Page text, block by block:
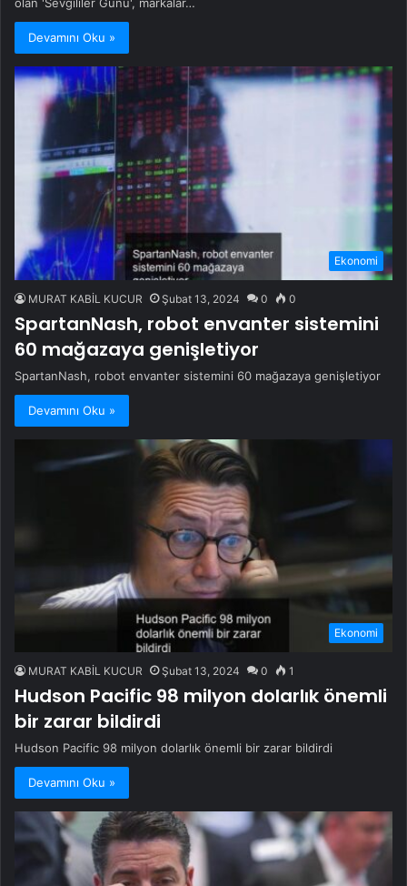
Devamını Oku »
Ekonomi
MURAT KABİL KUCUR Şubat 13, 2024 0 0
SpartanNash, robot envanter sistemini
60 mağazaya genişletiyor
SpartanNash, robot envanter sistemini 60 mağazaya genişletiyor
Devamını Oku »
Ekonomi
MURAT KABİL KUCUR Şubat 13, 2024 0 1
Hudson Pacific 98 milyon dolarlık önemli
bir zarar bildirdi
Hudson Pacific 98 milyon dolarlık önemli bir zarar bildirdi
Devamını Oku »